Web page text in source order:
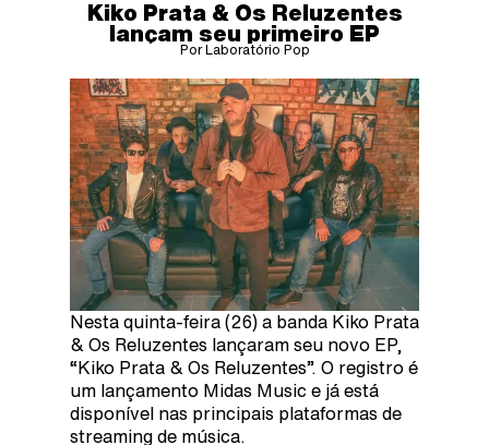
Kiko Prata & Os Reluzentes
lançam seu primeiro EP
Por Laboratório Pop
Nesta quinta-feira (26) a banda Kiko Prata
& Os Reluzentes lançaram seu novo EP,
“Kiko Prata & Os Reluzentes”. O registro é
um lançamento Midas Music e já está
disponível nas principais plataformas de
streaming de música.